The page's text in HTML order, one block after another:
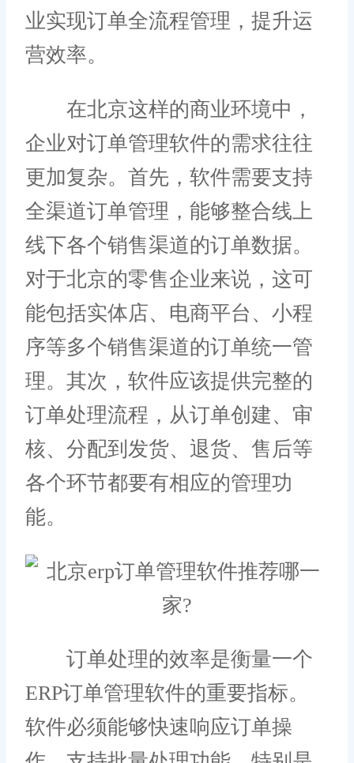
业实现订单全流程管理，提升运
营效率。
在北京这样的商业环境中，
企业对订单管理软件的需求往往
更加复杂。首先，软件需要支持
全渠道订单管理，能够整合线上
线下各个销售渠道的订单数据。
对于北京的零售企业来说，这可
能包括实体店、电商平台、小程
序等多个销售渠道的订单统一管
理。其次，软件应该提供完整的
订单处理流程，从订单创建、审
核、分配到发货、退货、售后等
各个环节都要有相应的管理功
能。
订单处理的效率是衡量一个
ERP订单管理软件的重要指标。
软件必须能够快速响应订单操